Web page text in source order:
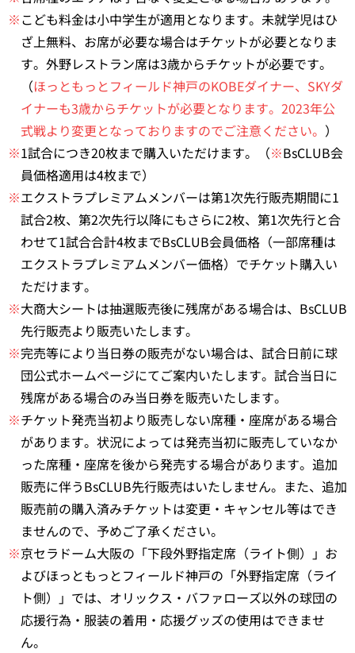
※こども料金は小中学生が適用となります。未就学児はひ
ざ上無料、お席が必要な場合はチケットが必要となりま
す。外野レストラン席は3歳からチケットが必要です。
（ほっともっとフィールド神戸のKOBEダイナー、SKYダ
イナーも3歳からチケットが必要となります。2023年公
式戦より変更となっておりますのでご注意ください。 ）
※1試合につき20枚まで購入いただけます。（※BsCLUB会
員価格適用は4枚まで）
※エクストラプレミアムメンバーは第1次先行販売期間に1
試合2枚、第2次先行以降にもさらに2枚、第1次先行と合
わせて1試合合計4枚までBsCLUB会員価格（一部席種は
エクストラプレミアムメンバー価格）でチケット購入い
ただけます。
※大商大シートは抽選販売後に残席がある場合は、BsCLUB
先行販売より販売いたします。
※完売等により当日券の販売がない場合は、試合日前に球
団公式ホームページにてご案内いたします。試合当日に
残席がある場合のみ当日券を販売いたします。
※チケット発売当初より販売しない席種・座席がある場合
があります。状況によっては発売当初に販売していなか
った席種・座席を後から発売する場合があります。追加
販売に伴うBsCLUB先行販売はいたしません。また、追加
販売前の購入済みチケットは変更・キャンセル等はでき
ませんので、予めご了承ください。
※京セラドーム大阪の「下段外野指定席（ライト側）」お
よびほっともっとフィールド神戸の「外野指定席（ライ
ト側）」では、オリックス・バファローズ以外の球団の
応援行為・服装の着用・応援グッズの使用はできませ
ん。